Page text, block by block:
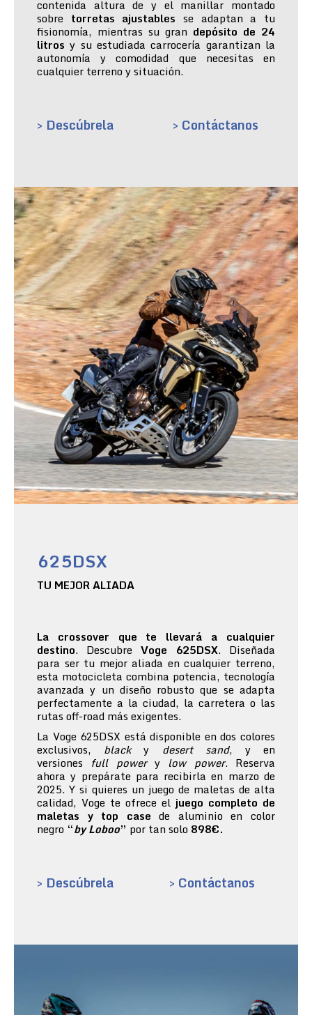
contenida altura de y el manillar montado
sobre torretas ajustables se adaptan a tu
fisionomía, mientras su gran depósito de 24
litros y su estudiada carrocería garantizan la
autonomía y comodidad que necesitas en
cualquier terreno y situación.
> Descúbrela > Contáctanos
625DSX
TU MEJOR ALIADA
La crossover que te llevará a cualquier
destino. Descubre Voge 625DSX. Diseñada
para ser tu mejor aliada en cualquier terreno,
esta motocicleta combina potencia, tecnología
avanzada y un diseño robusto que se adapta
perfectamente a la ciudad, la carretera o las
rutas off-road más exigentes.
La Voge 625DSX está disponible en dos colores
exclusivos, blacky desert sand, y en
versiones full powery low power. Reserva
ahora y prepárate para recibirla en marzo de
2025. Y si quieres un juego de maletas de alta
calidad, Voge te ofrece el juego completo de
maletas y top case de aluminio en color
negro “by Loboo” por tan solo 898€.
> Descúbrela > Contáctanos